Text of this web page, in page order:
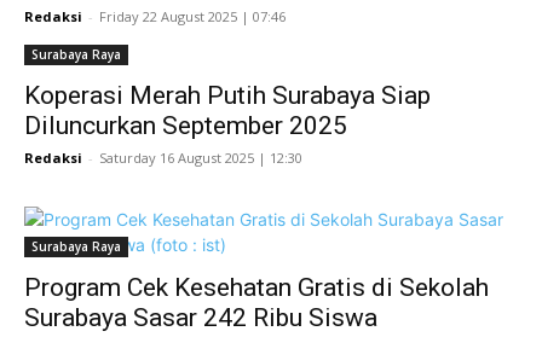
Redaksi - Friday 22 August 2025 | 07:46
Surabaya Raya
Koperasi Merah Putih Surabaya Siap
Diluncurkan September 2025
Redaksi - Saturday 16 August 2025 | 12:30
Surabaya Raya
Program Cek Kesehatan Gratis di Sekolah
Surabaya Sasar 242 Ribu Siswa